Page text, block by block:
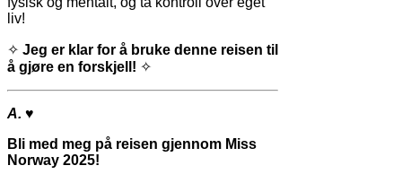
liv!
✧ Jeg er klar for å bruke denne reisen til
å gjøre en forskjell! ✧
A. ♥
Bli med meg på reisen gjennom Miss
Norway 2025!